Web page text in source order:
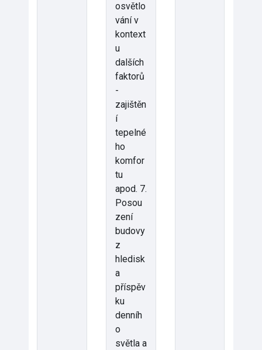
osvětlo
vání v
kontext
u
dalších
faktorů
-
zajištěn
í
tepelné
ho
komfor
tu
apod. 7.
Posou
zení
budovy
z
hledisk
a
příspěv
ku
denníh
o
světla a